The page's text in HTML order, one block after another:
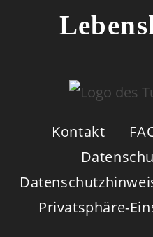
Kontakt
Privatsphäre-